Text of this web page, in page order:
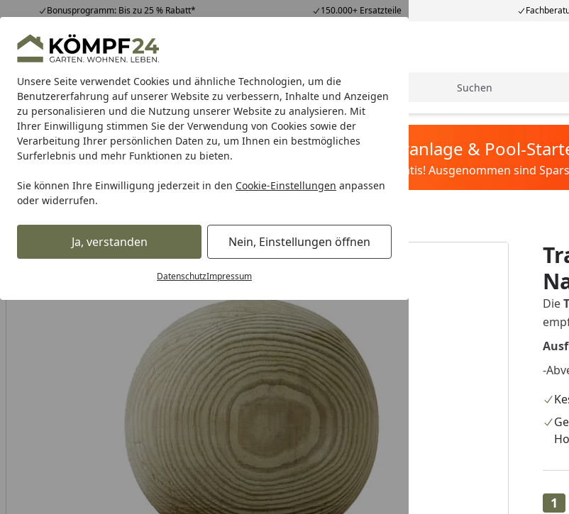
Unsere Seite verwendet Cookies und ähnliche Technologien, um die
Benutzererfahrung auf unserer Website zu verbessern, Inhalte und Anzeigen
zu personalisieren und die Nutzung unserer Website zu analysieren. Mit
Ihrer Einwilligung stimmen Sie der Verwendung von Cookies sowie der
Verarbeitung Ihrer persönlichen Daten zu, um Ihnen ein bestmögliches
Surferlebnis und mehr Funktionen zu bieten.
Sie können Ihre Einwilligung jederzeit in den Cookie-Einstellungen anpassen
oder widerrufen.
Ja, verstanden Nein, Einstellungen öffnen
DatenschutzImpressum
Bonusprogramm: Bis zu 25 % Rabatt* 150.000+ Ersatzteile
Hotline07051 / 9 22 22
Mo-Fr. 8-16 Uhr 25.963 Bewertungen
Alle Produkte
Alle ProdukteHighlights Tipps & Tricks Suche
Karibu Pools inkl. gratis Sandfilteranlage & Pool-
Dein Traumpool im Sorglos-Paket: Filter&Pflege gratis! Ausgenommen sind
TraumGarten Pfostenkappe Nadelholz
Die
-